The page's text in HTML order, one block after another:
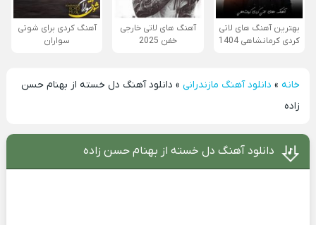
بهترین آهنگ های لاتی
کردی کرمانشاهی 1404
آهنگ های لاتی خارجی
خفن 2025
آهنگ کردی برای شوتی
سواران
خانه» دانلود آهنگ مازندرانی» دانلود آهنگ دل خسته از بهنام حسن
زاده
دانلود آهنگ دل خسته از بهنام حسن زاده